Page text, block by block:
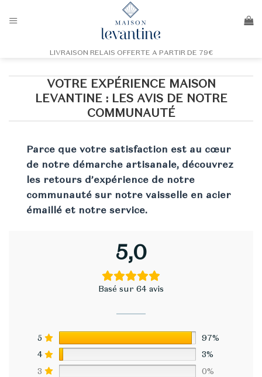
au
LIVRAISON RELAIS OFFERTE A PARTIR DE 79€
VOTRE EXPÉRIENCE MAISON
LEVANTINE : LES AVIS DE NOTRE
COMMUNAUTÉ
Parce que votre satisfaction est au cœur
de notre démarche artisanale, découvrez
les retours d’expérience de notre
communauté sur notre vaisselle en acier
émaillé et notre service.
5,0
Basé sur 64 avis
5
97%
4
3%
3
0%